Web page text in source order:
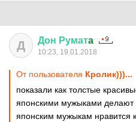
Д Дон Руматa
10:23, 19.01.2018
От пользователя Кролик)))...
показали как толстые
японскими мужыками делают
японским мужыкам нравится